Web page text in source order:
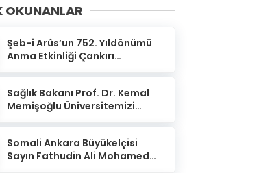
OKUNANLAR
Şeb-i Arûs’un 752. Yıldönümü
Anma Etkinliği Çankırı
Sağlık Bakanı Prof. Dr. Kemal
Memişoğlu Üniversitemizi
Somali Ankara Büyükelçisi
Sayın Fathudin Ali Mohamed